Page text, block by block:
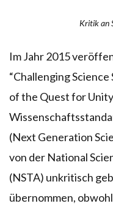
Kritik an
Im Jahr 2015
“Challenging
of the Quest for
(Next Generation
von der National
(NSTA) unkritisch
übernommen,